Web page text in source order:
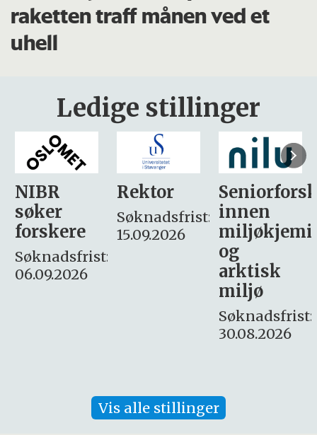
raketten traff månen ved et
uhell
Ledige stillinger
Rektor
Søknadsfrist:
15.09.2026
Seniorforsker
innen
miljøkjemi
søker
– fast
Søknadsfrist:
16. august.
Vis alle stillinger